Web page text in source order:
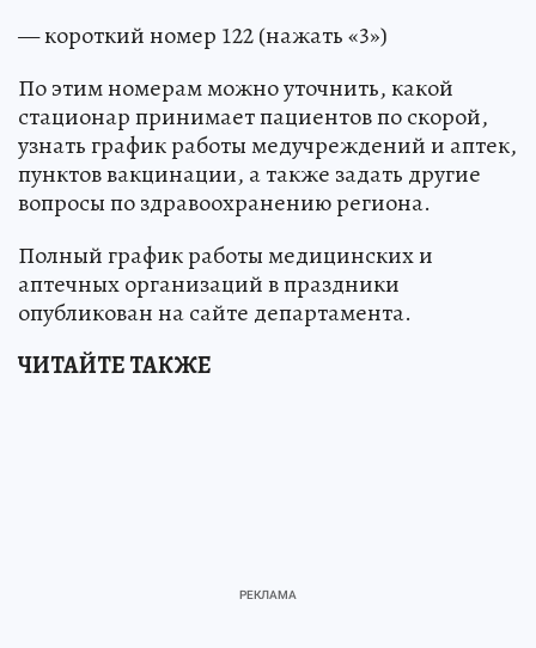
— короткий номер 122 (нажать «3»)
По этим номерам можно уточнить, какой
стационар принимает пациентов по скорой,
узнать график работы медучреждений и аптек,
пунктов вакцинации, а также задать другие
вопросы по здравоохранению региона.
Полный график работы медицинских и
аптечных организаций в праздники
опубликован на сайте департамента.
ЧИТАЙТЕ ТАКЖЕ